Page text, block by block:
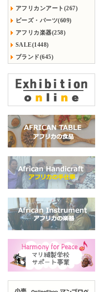
アフリカンアート(267)
ビーズ・パーツ(609)
アフリカ楽器(258)
SALE(1448)
ブランド(645)